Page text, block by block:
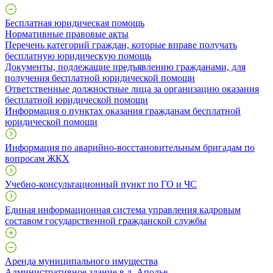
Бесплатная юридическая помощь
Нормативные правовые акты
Перечень категорий граждан, которые вправе получать
бесплатную юридическую помощь
Документы, подлежащие предъявлению гражданами, для
получения бесплатной юридической помощи
Ответственные должностные лица за организацию оказания
бесплатной юридической помощи
Информация о пунктах оказания гражданам бесплатной
юридической помощи
Информация по аварийно-восстановительным бригадам по
вопросам ЖКХ
Учебно-консультационный пункт по ГО и ЧС
Единая информационная система управления кадровым
составом государственной гражданской службы
Аренда муниципального имущества